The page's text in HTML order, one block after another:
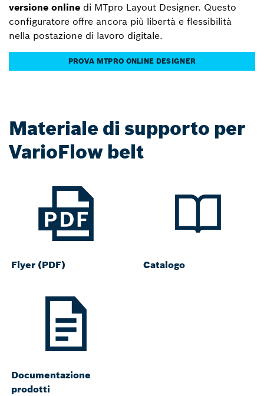
versione online di MTpro Layout Designer. Questo
configuratore offre ancora più libertà e flessibilità
nella postazione di lavoro digitale.
PROVA MTPRO ONLINE DESIGNER
Materiale di supporto per
VarioFlow belt
Flyer (PDF) Catalogo
Documentazione
prodotti